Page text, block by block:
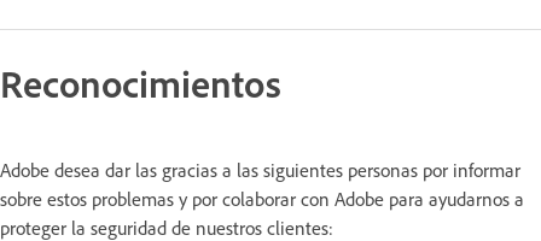
Reconocimientos
Adobe desea dar las gracias a las siguientes personas por informar
sobre estos problemas y por colaborar con Adobe para ayudarnos a
proteger la seguridad de nuestros clientes: